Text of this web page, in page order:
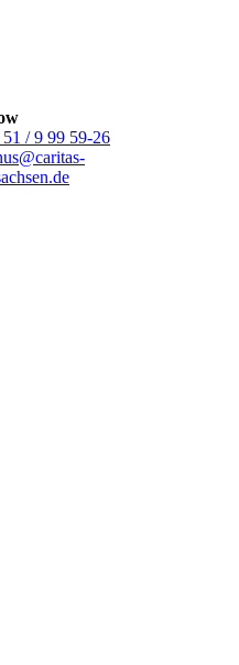
51 / 9 99 59-26